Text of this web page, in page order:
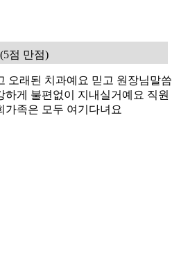
점 만점)
오래된 치과예요 믿고 원장님말씀
하게 불편없이 지내실거예요 직원
가족은 모두 여기다녀요